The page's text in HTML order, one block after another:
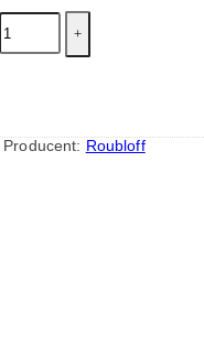
Producent: Roubloff